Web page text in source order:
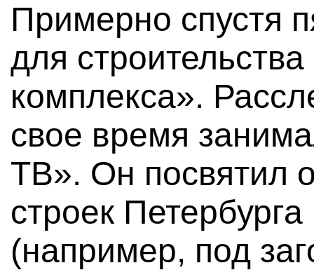
Примерно спустя
для
комплекса».
свое время
ТВ». Он посвятил
строек
(например, под